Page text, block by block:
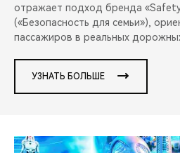
отражает подход бренда «Safety
(«Безопасность для семьи»),
пассажиров в реальных
УЗНАТЬ БОЛЬШЕ